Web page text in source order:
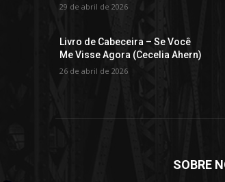
29 de abril de 2026
Livro de Cabeceira – Se Você
Me Visse Agora (Cecelia Ahern)
26 de abril de 2026
SOBRE